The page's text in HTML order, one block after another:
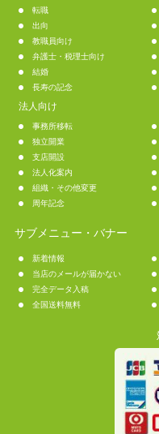
転職
出向
教職員向け
弁護士・税理士向け
結婚
長寿の記念
法人向け
事務所移転
独立開業
支店開設
法人化案内
組織・その他変更
周年記念
サブメニュー・バナー
新着情報
当店のメールが届かない
完全データ入稿
全国送料無料